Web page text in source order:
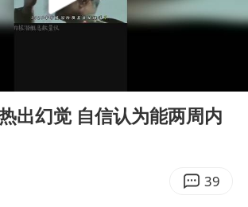
中国父女泰国骑摩托车坠崖1死1伤
周末打虎 宋致远被查
刘浩存百花奖开幕式红裙起舞
出幻觉 自信认为能两周内
39